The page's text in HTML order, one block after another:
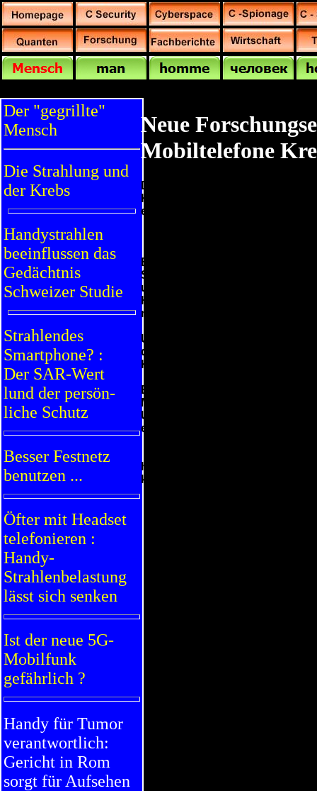
Der "gegrillte"
Mensch
Die Strahlung und
der Krebs
Handystrahlen
beeinflussen das
Gedächtnis
Schweizer Studie
Strahlendes
Smartphone? :
Der SAR-Wert
lund der persön-
liche Schutz
Besser Festnetz
benutzen ...
Öfter mit Headset
telefonieren :
Handy-
Strahlenbelastung
lässt sich senken
Ist der neue 5G-
Mobilfunk
gefährlich ?
Handy für Tumor
verantwortlich:
Gericht in Rom
sorgt für Aufsehen
Neue
Mobiltelefone
Die Frequenz des
Krebszellen, wie jüngst eine
ergeben hat. Sie wurde auf dem
Bei dem der Studie zugrunde
Strahlung ausgesetzt worden.
und Herzen einen
Hochfrequenzstrahlung von
neuralen Schaltkreisen
Unterdessen führt der
des Gleichgewichts der
Krebserkrankung erhöht wird.
Bereits im Mai hatten
Mobiltelefon-Strahlung eine
Universität im australischen
eine Krebserkrankung habe.
http://de.sputniknews.com/
krebserkrankunghtmll